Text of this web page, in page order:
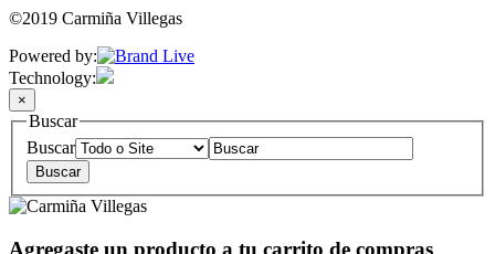
©2019 Carmiña Villegas
Powered by:
Technology:
×
Buscar
Buscar
Agregaste un producto a tu carrito de compras